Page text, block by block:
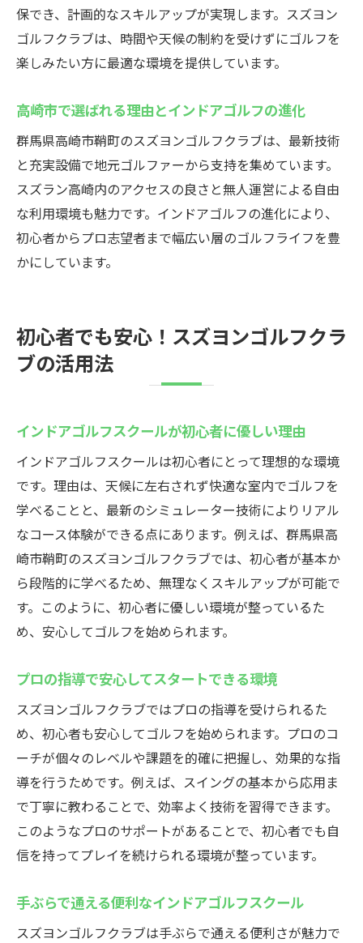
保でき、計画的なスキルアップが実現します。スズヨン
ゴルフクラブは、時間や天候の制約を受けずにゴルフを
楽しみたい方に最適な環境を提供しています。
高崎市で選ばれる理由とインドアゴルフの進化
群馬県高崎市鞘町のスズヨンゴルフクラブは、最新技術
と充実設備で地元ゴルファーから支持を集めています。
スズラン高崎内のアクセスの良さと無人運営による自由
な利用環境も魅力です。インドアゴルフの進化により、
初心者からプロ志望者まで幅広い層のゴルフライフを豊
かにしています。
初心者でも安心！スズヨンゴルフクラ
ブの活用法
インドアゴルフスクールが初心者に優しい理由
インドアゴルフスクールは初心者にとって理想的な環境
です。理由は、天候に左右されず快適な室内でゴルフを
学べることと、最新のシミュレーター技術によりリアル
なコース体験ができる点にあります。例えば、群馬県高
崎市鞘町のスズヨンゴルフクラブでは、初心者が基本か
ら段階的に学べるため、無理なくスキルアップが可能で
す。このように、初心者に優しい環境が整っているた
め、安心してゴルフを始められます。
プロの指導で安心してスタートできる環境
スズヨンゴルフクラブではプロの指導を受けられるた
め、初心者も安心してゴルフを始められます。プロのコ
ーチが個々のレベルや課題を的確に把握し、効果的な指
導を行うためです。例えば、スイングの基本から応用ま
で丁寧に教わることで、効率よく技術を習得できます。
このようなプロのサポートがあることで、初心者でも自
信を持ってプレイを続けられる環境が整っています。
手ぶらで通える便利なインドアゴルフスクール
スズヨンゴルフクラブは手ぶらで通える便利さが魅力で